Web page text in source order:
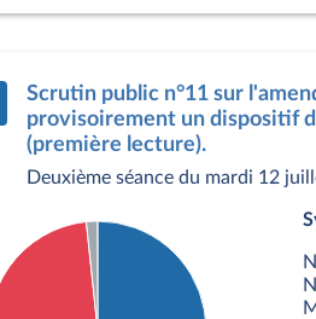
Contre : 204 députés
Scrutin public n°11 sur
provisoirement un dispositif
(première lecture).
Deuxième séance du mardi 12